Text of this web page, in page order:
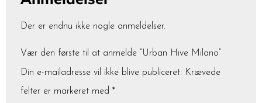
Der er endnu ikke nogle anmeldelser.
Vær den første til at anmelde “Urban Hive Milano”
Din e-mailadresse vil ikke blive publiceret. Krævede
felter er markeret med *